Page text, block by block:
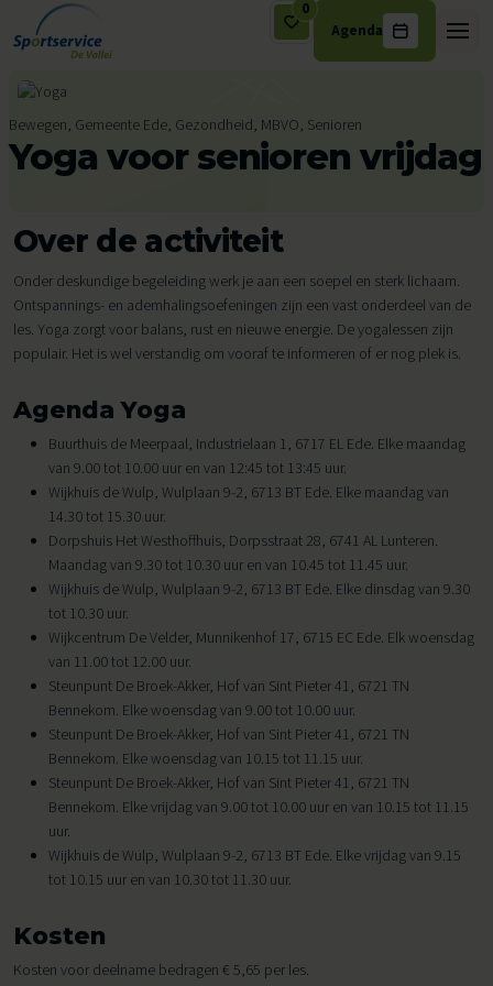
Ga naar de inhoud
0
Agenda
Bewegen, Gemeente Ede, Gezondheid, MBVO, Senioren
Yoga voor senioren vrijdag
Over de activiteit
Onder deskundige begeleiding werk je aan een soepel en sterk lichaam.
Ontspannings- en ademhalingsoefeningen zijn een vast onderdeel van de
les. Yoga zorgt voor balans, rust en nieuwe energie. De yogalessen zijn
populair. Het is wel verstandig om vooraf te informeren of er nog plek is.
Agenda Yoga
Buurthuis de Meerpaal, Industrielaan 1, 6717 EL Ede. Elke maandag
van 9.00 tot 10.00 uur en van 12:45 tot 13:45 uur.
Wijkhuis de Wulp, Wulplaan 9-2, 6713 BT Ede. Elke maandag van
14.30 tot 15.30 uur.
Dorpshuis Het Westhoffhuis, Dorpsstraat 28, 6741 AL Lunteren.
Maandag van 9.30 tot 10.30 uur en van 10.45 tot 11.45 uur.
Wijkhuis de Wulp, Wulplaan 9-2, 6713 BT Ede. Elke dinsdag van 9.30
tot 10.30 uur.
Wijkcentrum De Velder, Munnikenhof 17, 6715 EC Ede. Elk woensdag
van 11.00 tot 12.00 uur.
Steunpunt De Broek-Akker, Hof van Sint Pieter 41, 6721 TN
Bennekom. Elke woensdag van 9.00 tot 10.00 uur.
Steunpunt De Broek-Akker, Hof van Sint Pieter 41, 6721 TN
Bennekom. Elke woensdag van 10.15 tot 11.15 uur.
Steunpunt De Broek-Akker, Hof van Sint Pieter 41, 6721 TN
Bennekom. Elke vrijdag van 9.00 tot 10.00 uur en van 10.15 tot 11.15
uur.
Wijkhuis de Wulp, Wulplaan 9-2, 6713 BT Ede. Elke vrijdag van 9.15
tot 10.15 uur en van 10.30 tot 11.30 uur.
Kosten
Kosten voor deelname bedragen € 5,65 per les.